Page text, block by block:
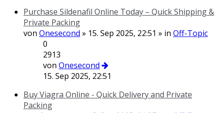
Purchase Sildenafil Online Today – Quick Shipping &
Private Packing
von Onesecond » 15. Sep 2025, 22:51 » in Off-Topic
0
2913
von Onesecond
15. Sep 2025, 22:51
Buy Viagra Online - Quick Delivery and Private
Packing